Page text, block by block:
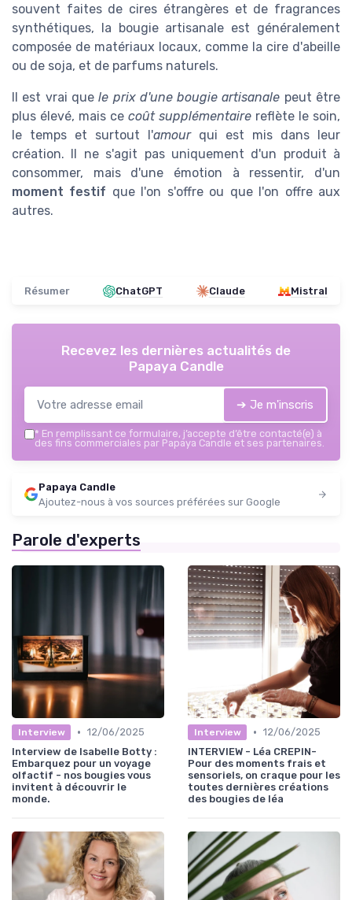
souvent faites de cires étrangères et de fragrances
synthétiques, la bougie artisanale est généralement
composée de matériaux locaux, comme la cire d'abeille
ou de soja, et de parfums naturels.
Il est vrai quele prix d'une bougie artisanale peut être
plus élevé, mais ce coût supplémentaire reflète le soin,
le temps et surtout l'amourqui est mis dans leur
création. Il ne s'agit pas uniquement d'un produit à
consommer, mais d'une émotion à ressentir, d'un
moment festif que l'on s'offre ou que l'on offre aux
autres.
Résumer ChatGPT Claude Mistral
Recevez les dernières actualités de
Papaya Candle
➔ Je m'inscris
* En remplissant ce formulaire, j’accepte d’être contacté(e) à
des fins commerciales par Papaya Candle et ses partenaires.
Papaya Candle
Ajoutez-nous à vos sources préférées sur Google
Parole d'experts
Interview • 12/06/2025
Interview de Isabelle Botty :
Embarquez pour un voyage
olfactif - nos bougies vous
invitent à découvrir le
monde.
Interview • 12/06/2025
INTERVIEW - Léa CREPIN-
Pour des moments frais et
sensoriels, on craque pour les
toutes dernières créations
des bougies de léa